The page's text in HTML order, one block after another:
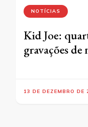
NOTÍCIAS
Kid Joe:
gravações de
13 DE DEZEMBRO DE